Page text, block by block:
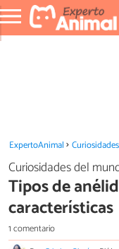
ExpertoAnimal Curiosidades
Curiosidades del
Tipos de
características
1 comentario